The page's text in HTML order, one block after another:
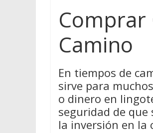
Comprar
Camino
En tiempos de
sirve para
o dinero en
seguridad de que
la inversión en la